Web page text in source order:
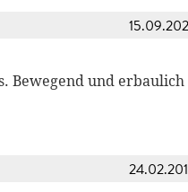
Bewegend und